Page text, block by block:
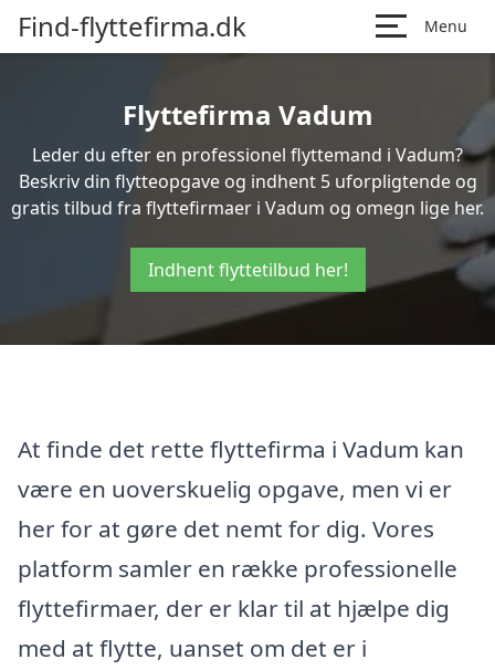
Find-flyttefirma.dk Menu
Flyttefirma Vadum
Leder du efter en professionel flyttemand i Vadum?
Beskriv din flytteopgave og indhent 5 uforpligtende og
gratis tilbud fra flyttefirmaer i Vadum og omegn lige her.
Indhent flyttetilbud her!
At finde det rette flyttefirma i Vadum kan
være en uoverskuelig opgave, men vi er
her for at gøre det nemt for dig. Vores
platform samler en række professionelle
flyttefirmaer, der er klar til at hjælpe dig
med at flytte, uanset om det er i